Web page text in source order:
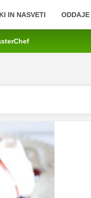
IN NASVETI ODDAJE